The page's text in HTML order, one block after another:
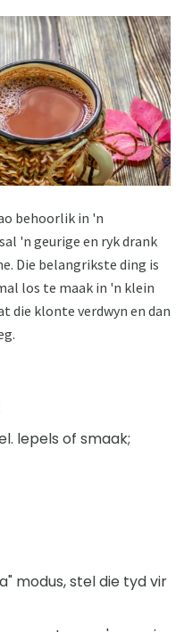
behoorlik in 'n
'n geurige en ryk drank
Die belangrikste ding is
los te maak in 'n klein
die klonte verdwyn en dan
lepels of smaak;
modus, stel die tyd vir